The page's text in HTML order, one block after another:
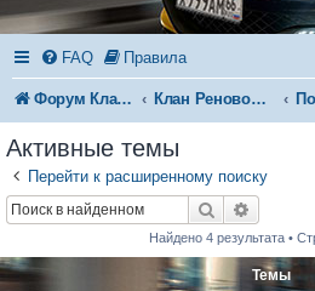
FAQ Правила
Форум Клана Реноводов Клан Реноводов
Активные темы
Перейти к расширенному поиску
Поиск
Найдено 4 результата •
Темы